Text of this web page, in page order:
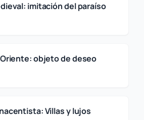
imitación del paraíso
Oriente: objeto de deseo
Villas y lujos